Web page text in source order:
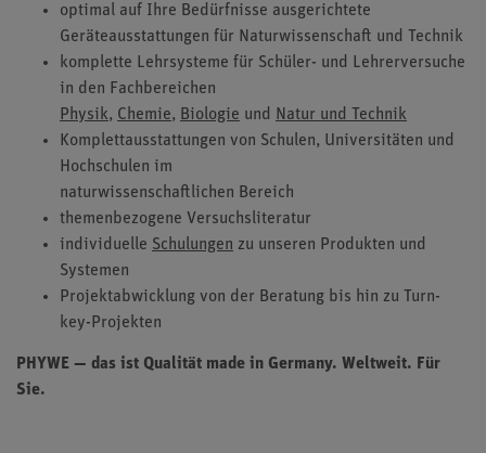
optimal auf Ihre Bedürfnisse ausgerichtete
Geräteausstattungen für Naturwissenschaft und Technik
komplette Lehrsysteme für Schüler- und Lehrerversuche
in den Fachbereichen
Physik, Chemie, Biologie und
Natur und Technik
Komplettausstattungen von Schulen, Universitäten und
Hochschulen im
naturwissenschaftlichen Bereich
themenbezogene Versuchsliteratur
individuelle Schulungen zu unseren Produkten und
Systemen
Projektabwicklung von der Beratung bis hin zu Turn-
key-Projekten
PHYWE — das ist Qualität made in Germany. Weltweit. Für
Sie.